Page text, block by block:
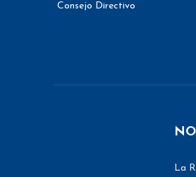
Consejo Directivo
La